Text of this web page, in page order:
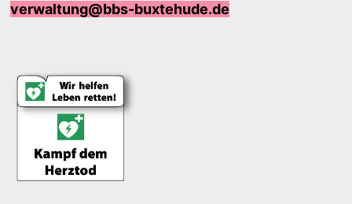
verwaltung@bbs-buxtehude.de